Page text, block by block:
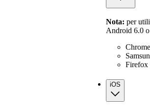
Nota: per
Android 6.0
Firefox
iOS